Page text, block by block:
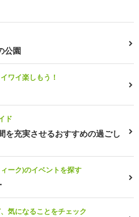
公園
ワイ楽しもう！
ド
を充実させるおすすめの過ごし
ーク)のイベントを探す
気になることをチェック